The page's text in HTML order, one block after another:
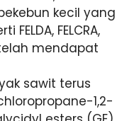
kecil yang
FELCRA,
mendapat
sawit terus
1,2-